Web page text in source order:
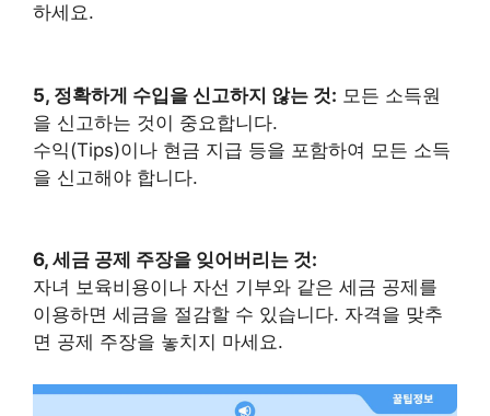
하세요.
5, 정확하게 수입을 신고하지 않는 것: 모든 소득원
을 신고하는 것이 중요합니다.
수익(Tips)이나 현금 지급 등을 포함하여 모든 소득
을 신고해야 합니다.
6, 세금 공제 주장을 잊어버리는 것:
자녀 보육비용이나 자선 기부와 같은 세금 공제를
이용하면 세금을 절감할 수 있습니다. 자격을 맞추
면 공제 주장을 놓치지 마세요.